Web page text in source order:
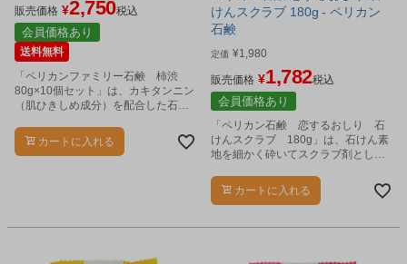
販売価格 ¥2,750税込
会員価格あり
送料無料
「ペリカンファミリー石鹸 柿渋
80g×10個セット」は、カキタンニン
（肌ひきしめ成分）を配合した石け
カートに入れる
けんスクラブ 180g - ペリカン
石鹸
定価 ¥1,980
販売価格 ¥1,782税込
会員価格あり
「ペリカン石鹸 恋するおしり 石
けんスクラブ 180g」は、石けん素
地を細かく砕いてスクラブ剤として
楽しめるボディ用スクラブです。
カートに入れる